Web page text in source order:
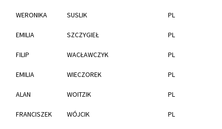
WERONIKA SUSLIK PL
EMILIA SZCZYGIEŁ PL
FILIP WACŁAWCZYK PL
EMILIA WIECZOREK PL
ALAN WOITZIK PL
FRANCISZEK WÓJCIK PL